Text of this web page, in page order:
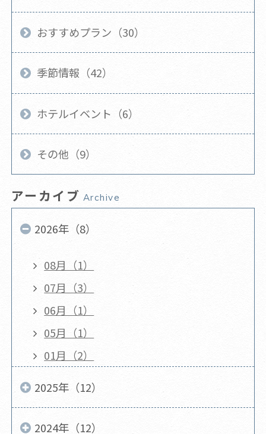
おすすめプラン（30）
季節情報（42）
ホテルイベント（6）
その他（9）
アーカイブ Archive
2026年（8）
08月（1）
07月（3）
06月（1）
05月（1）
01月（2）
2025年（12）
2024年（12）